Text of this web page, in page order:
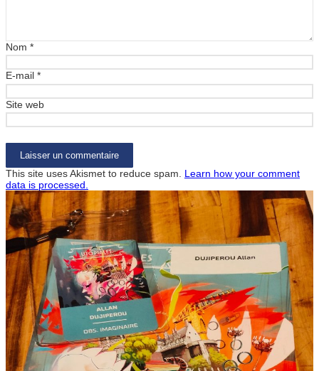
Nom *
E-mail *
Site web
This site uses Akismet to reduce spam. Learn how your comment
data is processed.